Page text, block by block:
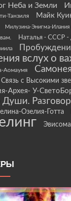
Неба и Земли
Танзиля Майк
Милузина-Энигма-Илания
Наталья - СССР -
вслух о
Аомаумя
Связь с Высокими
Архея- У-
Души.
Озелия-Готта